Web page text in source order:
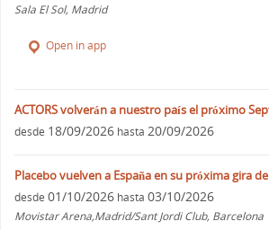
Sala El Sol, Madrid
Open in app
ACTORS volverán a nuestro país el próximo
desde 18/09/2026 hasta 20/09/2026
Placebo vuelven a España en su próxima gira
desde 01/10/2026 hasta 03/10/2026
Movistar Arena,Madrid/Sant Jordi Club, Barcelona